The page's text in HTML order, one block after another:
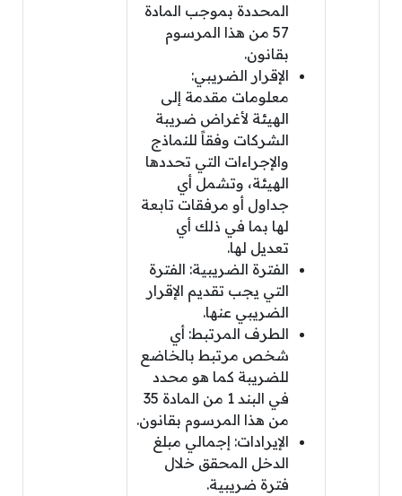
المحددة بموجب المادة
57 من هذا المرسوم
بقانون.
الإقرار الضريبي:
معلومات مقدمة إلى
الهيئة لأغراض ضريبة
الشركات وفقاً للنماذج
والإجراءات التي تحددها
الهيئة، وتشمل أي
جداول أو مرفقات تابعة
لها بما في ذلك أي
تعديل لها.
الفترة الضريبية: الفترة
التي يجب تقديم الإقرار
الضريبي عنها.
الطرف المرتبط: أي
شخص مرتبط بالخاضع
للضريبة كما هو محدد
في البند 1 من المادة 35
من هذا المرسوم بقانون.
الإيرادات: إجمالي مبلغ
الدخل المحقق خلال
فترة ضريبية.